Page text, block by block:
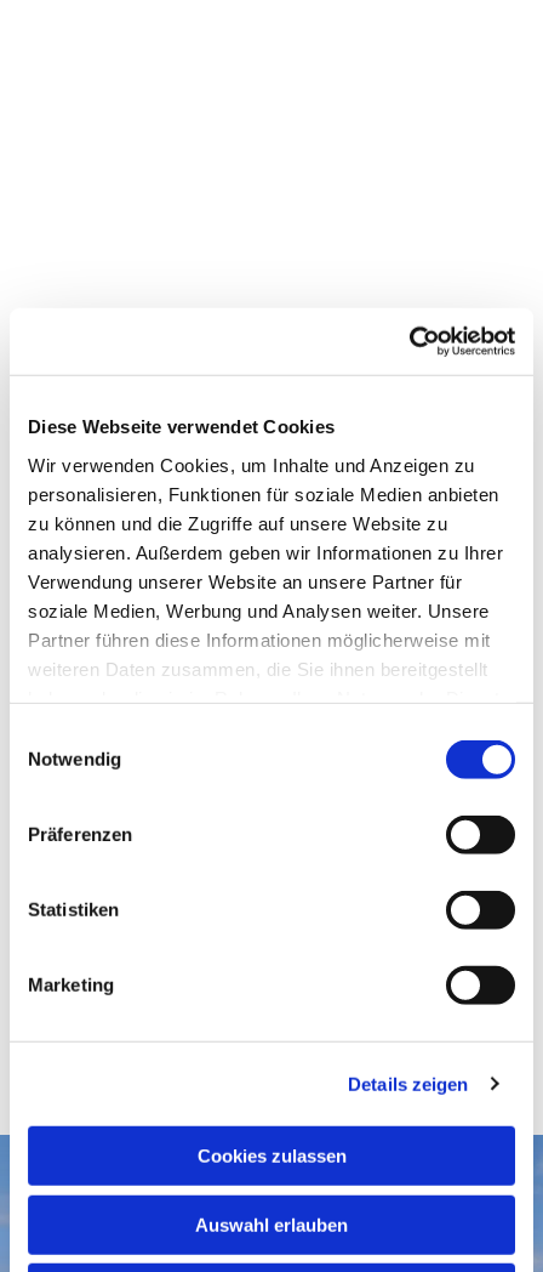
Diese Webseite verwendet Cookies
Wir verwenden Cookies, um Inhalte und Anzeigen zu
personalisieren, Funktionen für soziale Medien anbieten
zu können und die Zugriffe auf unsere Website zu
analysieren. Außerdem geben wir Informationen zu Ihrer
Verwendung unserer Website an unsere Partner für
soziale Medien, Werbung und Analysen weiter. Unsere
Partner führen diese Informationen möglicherweise mit
weiteren Daten zusammen, die Sie ihnen bereitgestellt
Notwendig
Präferenzen
Statistiken
Marketing
Details zeigen
Cookies zulassen
Auswahl erlauben
Dies könnte Sie auch interessieren
Aktuelles
Gottesdienste
Gemeindegruß-Archiv